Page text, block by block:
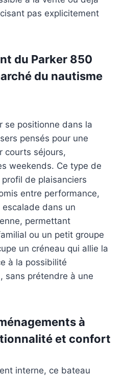
pas explicitement
du Parker 850
du nautisme
se positionne dans la
pensés pour une
courts séjours,
weekends. Ce type de
profil de plaisanciers
entre performance,
dans un
permettant
ou un petit groupe
un créneau qui allie la
à la possibilité
sans prétendre à une
à
et confort
interne, ce bateau